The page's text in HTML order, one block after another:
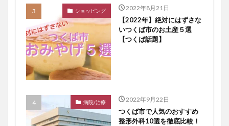
ショッピング 2022年8月21日
【2022年】絶対にはずさな
いつくば市のお土産５選
【つくば話題】
病院/治療 2022年9月22日
つくば市で人気のおすすめ
整形外科10選を徹底比較！